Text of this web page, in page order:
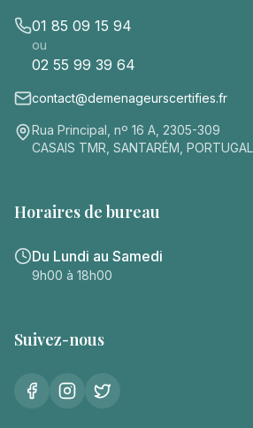
01 85 09 15 94
ou
02 55 99 39 64
contact@demenageurscertifies.fr
Rua Principal, nº 16 A, 2305-309
CASAIS TMR, SANTARÉM, PORTUGAL
Horaires de bureau
Du Lundi au Samedi
9h00 à 18h00
Suivez-nous